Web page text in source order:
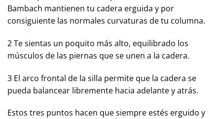
Bambach mantienen tu cadera erguida y por
consiguiente las normales curvaturas de tu columna.
2 Te sientas un poquito más alto, equilibrado los
músculos de las piernas que se unen a la cadera.
3 El arco frontal de la silla permite que la cadera se
pueda balancear libremente hacia adelante y atrás.
Estos tres puntos hacen que siempre estés erguido y